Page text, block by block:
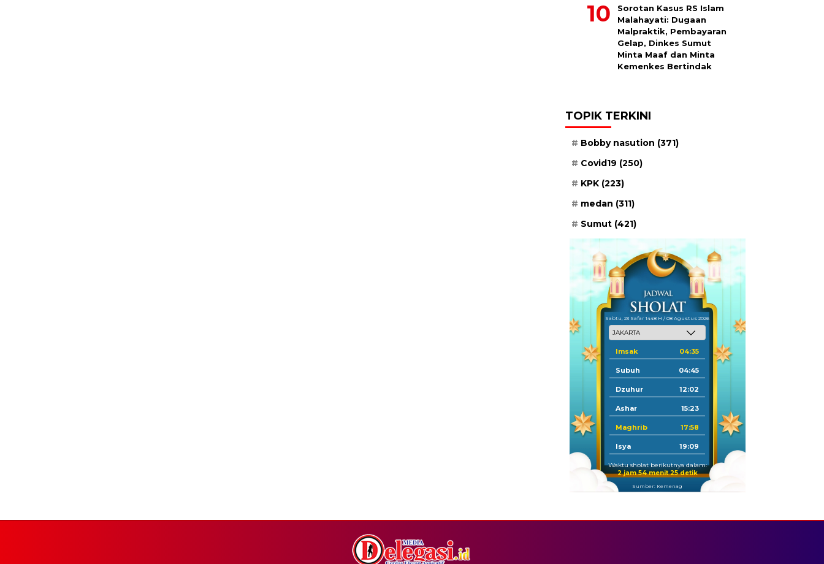
Sorotan Kasus RS Islam
Malahayati: Dugaan
Malpraktik, Pembayaran
Gelap, Dinkes Sumut
Minta Maaf dan Minta
Kemenkes Bertindak
TOPIK TERKINI
Bobby nasution (371)
Covid19 (250)
KPK (223)
medan (311)
Sumut (421)
Sabtu, 23 Safar 1448 H / 08 Agustus 2026
Imsak 04:35
Subuh 04:45
Dzuhur 12:02
Ashar 15:23
Maghrib 17:58
Isya 19:09
Waktu sholat berikutnya dalam:
2 jam 54 menit 25 detik
Sumber: Kemenag